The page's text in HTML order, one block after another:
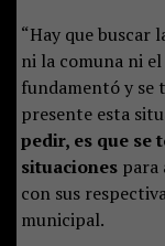
“Hay que buscar
ni la comuna ni el
fundamentó y se
presente esta
pedir, es que se
situacionespara
con sus
municipal.